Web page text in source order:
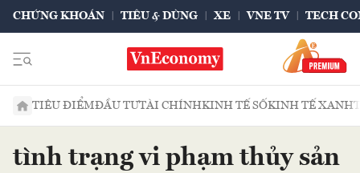
CHỨNG KHOÁN TIÊU & DÙNG XE VNE TV TECH
TIÊU ĐIỂMĐẦU TƯTÀI CHÍNHKINH TẾ SỐKINH TẾ XANH
tình trạng vi phạm thủy sản